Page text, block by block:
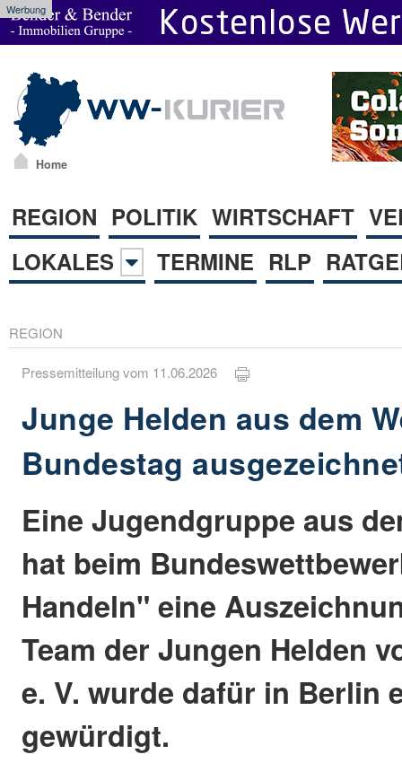
Werbung
Home
REGION POLITIK WIRTSCHAFT
LOKALES
TERMINE RLP
REGION
Pressemitteilung vom 11.06.2026
Junge Helden aus dem
Bundestag
Eine Jugendgruppe aus
hat beim
Handeln" eine
Team der Jungen Helden
e. V. wurde dafür in Berlin
gewürdigt.